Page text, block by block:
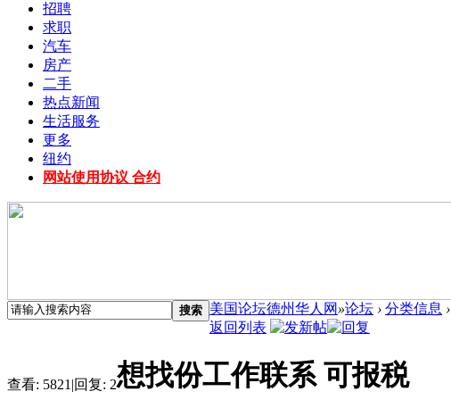
招聘
求职
汽车
房产
二手
热点新闻
生活服务
更多
纽约
网站使用协议 合约
搜索 美国论坛德州华人网 »论坛 › 分类信息 ›
返回列表
查看: 5821 |回复: 2想找份工作联系 可报税